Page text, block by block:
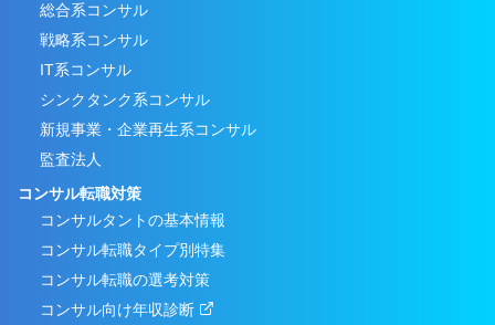
総合系コンサル
戦略系コンサル
IT系コンサル
シンクタンク系コンサル
新規事業・企業再生系コンサル
監査法人
コンサル転職対策
コンサルタントの基本情報
コンサル転職タイプ別特集
コンサル転職の選考対策
コンサル向け年収診断